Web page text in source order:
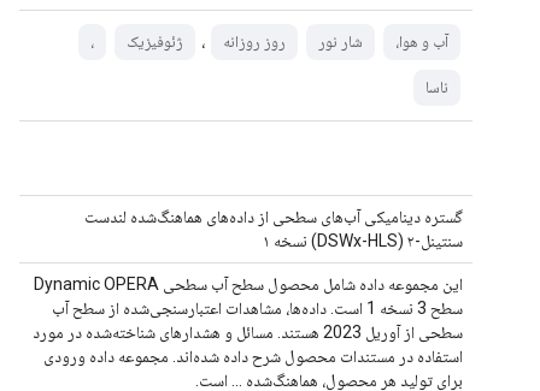
آب و هوا، شار نور روز روزانه ، ژئوفیزیک ،
ناسا
گستره دینامیکی آب‌های سطحی از داده‌های هماهنگ‌شده لندست
سنتینل-۲ (DSWx-HLS) نسخه ۱
این مجموعه داده شامل محصول سطح آب سطحی Dynamic OPERA
سطح 3 نسخه 1 است. داده‌ها، مشاهدات اعتبارسنجی‌شده از سطح آب
سطحی از آوریل 2023 هستند. مسائل و هشدارهای شناخته‌شده در مورد
استفاده در مستندات محصول شرح داده شده‌اند. مجموعه داده ورودی
برای تولید هر محصول، هماهنگ‌شده ... است.